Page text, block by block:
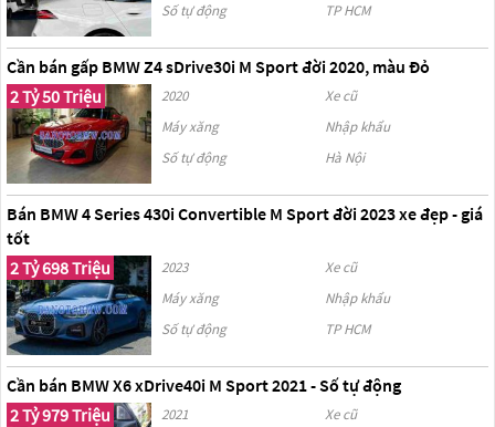
Số tự động
TP HCM
Cần bán gấp BMW Z4 sDrive30i M Sport đời 2020, màu Đỏ
2 Tỷ 50 Triệu
2020
Xe cũ
Máy xăng
Nhập khẩu
Số tự động
Hà Nội
Bán BMW 4 Series 430i Convertible M Sport đời 2023 xe đẹp - giá
tốt
2 Tỷ 698 Triệu
2023
Xe cũ
Máy xăng
Nhập khẩu
Số tự động
TP HCM
Cần bán BMW X6 xDrive40i M Sport 2021 - Số tự động
2 Tỷ 979 Triệu
2021
Xe cũ